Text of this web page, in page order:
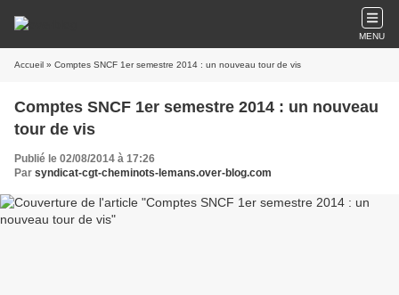
MENU
Accueil » Comptes SNCF 1er semestre 2014 : un nouveau tour de vis
Comptes SNCF 1er semestre 2014 : un nouveau
tour de vis
Publié le 02/08/2014 à 17:26
Par syndicat-cgt-cheminots-lemans.over-blog.com